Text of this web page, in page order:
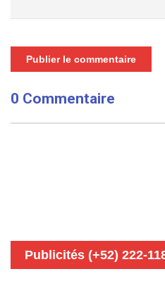
Publier le commentaire
0 Commentaire
Publicités (+52) 222-